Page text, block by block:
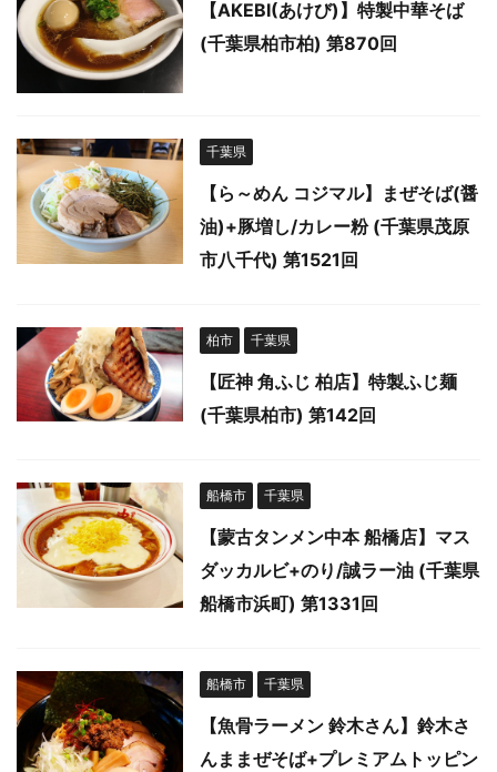
【AKEBI(あけび)】特製中華そば
(千葉県柏市柏) 第870回
千葉県
【ら～めん コジマル】まぜそば(醤
油)+豚増し/カレー粉 (千葉県茂原
市八千代) 第1521回
柏市 千葉県
【匠神 角ふじ 柏店】特製ふじ麺
(千葉県柏市) 第142回
船橋市 千葉県
【蒙古タンメン中本 船橋店】マス
ダッカルビ+のり/誠ラー油 (千葉県
船橋市浜町) 第1331回
船橋市 千葉県
【魚骨ラーメン 鈴木さん】鈴木さ
んままぜそば+プレミアムトッピン